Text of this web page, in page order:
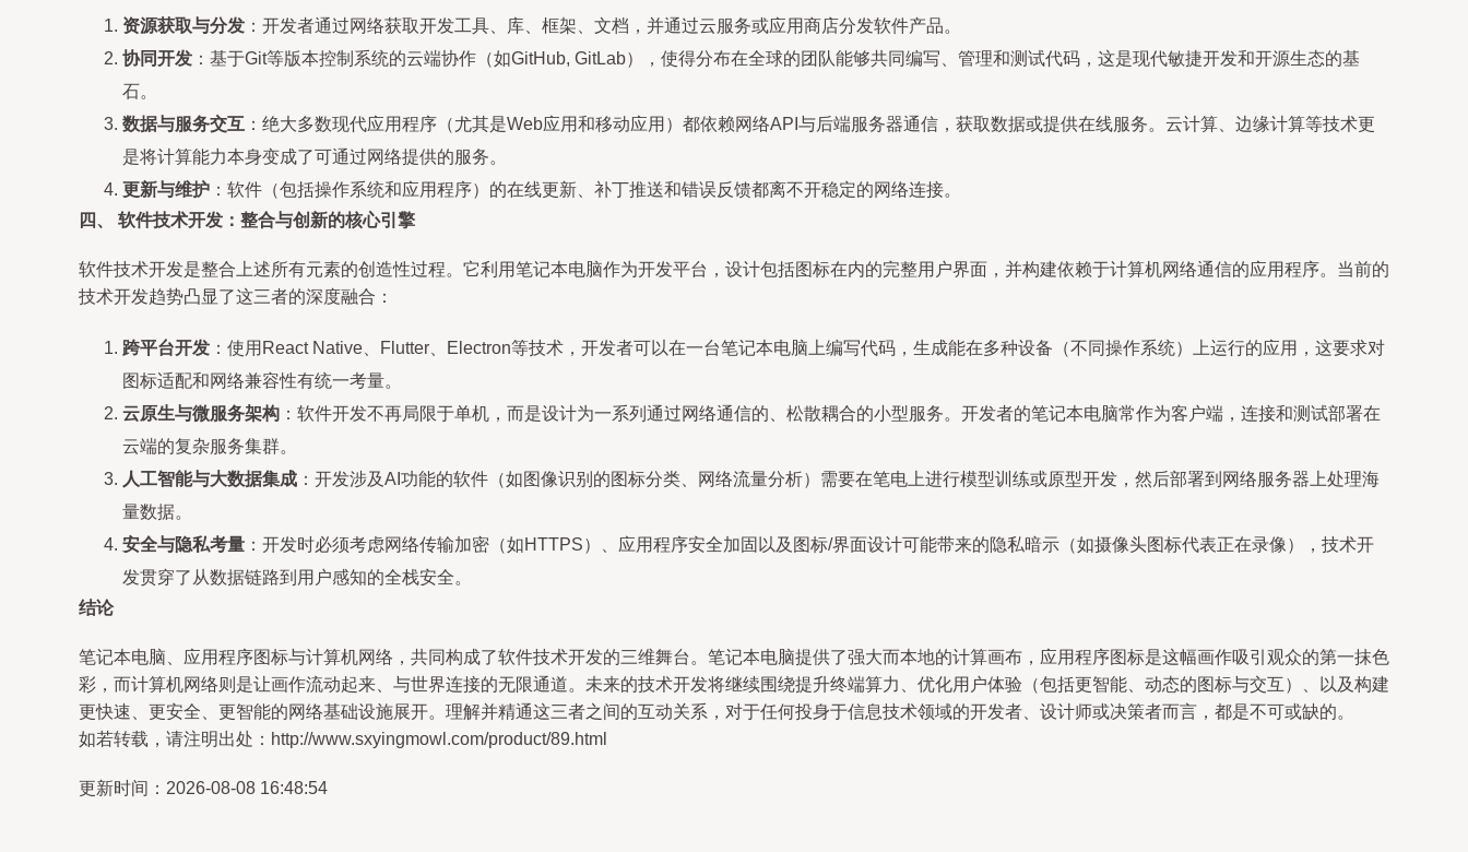
资源获取与分发 ：开发者通过网络获取开发工具、库、框架、文档，并通过云服务或应用商店分发软件产品。
协同开发 ：基于Git等版本控制系统的云端协作（如GitHub, GitLab），使得分布在全球的团队能够共同编写、管理和测试代码，这是现代敏捷开发和开源生态的基
石。
数据与服务交互 ：绝大多数现代应用程序（尤其是Web应用和移动应用）都依赖网络API与后端服务器通信，获取数据或提供在线服务。云计算、边缘计算等技术更
是将计算能力本身变成了可通过网络提供的服务。
更新与维护 ：软件（包括操作系统和应用程序）的在线更新、补丁推送和错误反馈都离不开稳定的网络连接。
四、 软件技术开发：整合与创新的核心引擎
软件技术开发是整合上述所有元素的创造性过程。它利用笔记本电脑作为开发平台，设计包括图标在内的完整用户界面，并构建依赖于计算机网络通信的应用程序。当前的
技术开发趋势凸显了这三者的深度融合：
跨平台开发 ：使用React Native、Flutter、Electron等技术，开发者可以在一台笔记本电脑上编写代码，生成能在多种设备（不同操作系统）上运行的应用，这要求对
图标适配和网络兼容性有统一考量。
云原生与微服务架构 ：软件开发不再局限于单机，而是设计为一系列通过网络通信的、松散耦合的小型服务。开发者的笔记本电脑常作为客户端，连接和测试部署在
云端的复杂服务集群。
人工智能与大数据集成 ：开发涉及AI功能的软件（如图像识别的图标分类、网络流量分析）需要在笔电上进行模型训练或原型开发，然后部署到网络服务器上处理海
量数据。
安全与隐私考量 ：开发时必须考虑网络传输加密（如HTTPS）、应用程序安全加固以及图标/界面设计可能带来的隐私暗示（如摄像头图标代表正在录像），技术开
发贯穿了从数据链路到用户感知的全栈安全。
结论
笔记本电脑、应用程序图标与计算机网络，共同构成了软件技术开发的三维舞台。笔记本电脑提供了强大而本地的计算画布，应用程序图标是这幅画作吸引观众的第一抹色
彩，而计算机网络则是让画作流动起来、与世界连接的无限通道。未来的技术开发将继续围绕提升终端算力、优化用户体验（包括更智能、动态的图标与交互）、以及构建
更快速、更安全、更智能的网络基础设施展开。理解并精通这三者之间的互动关系，对于任何投身于信息技术领域的开发者、设计师或决策者而言，都是不可或缺的。
如若转载，请注明出处：http://www.sxyingmowl.com/product/89.html
更新时间：2026-08-08 16:48:54